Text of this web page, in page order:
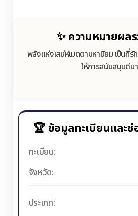
✨ ความหมายผล
พลังแห่งเสน่ห์เมตตามหานิยม เป็นที่
ให้การสนับสนุนดีม
🏆 ข้อมูลทะเบียนและ
ทะเบียน:
จังหวัด:
ประเภท: